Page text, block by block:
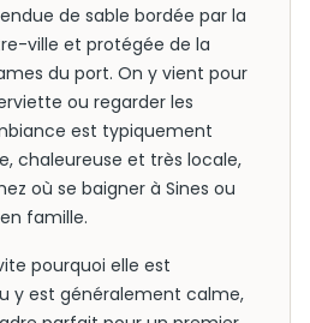
de sable bordée par la
ville et protégée de la
du port. On y vient pour
ou regarder les
est typiquement
chaleureuse et très locale,
où se baigner à Sines ou
famille.
pourquoi elle est
y est généralement calme,